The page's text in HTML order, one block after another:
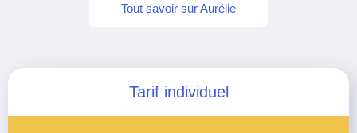
Tout savoir sur Aurélie
Tarif individuel